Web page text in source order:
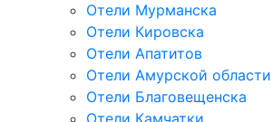
Отели Мурманска
Отели Кировска
Отели Апатитов
Отели Амурской области
Отели Благовещенска
Отели Камчатки